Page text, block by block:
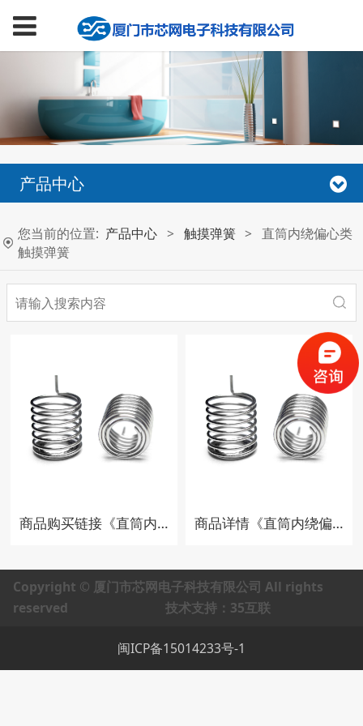
产品中心
您当前的位置: 产品中心 > 触摸弹簧 >
直筒内绕偏心类
触摸弹簧
商品购买链接《直筒内绕偏心类 F10-10-0.5直筒内绕偏心 可满足ROHS 碳钢镀镍 商品详情《直筒内绕偏心类 F10-10-0.5直筒内绕偏心 可满足ROHS 碳钢镀镍
Copyright © 厦门市芯网电子科技有限公司 All rights
reserved 技术支持：35互联
闽ICP备15014233号-1